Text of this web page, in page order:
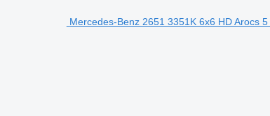
Mercedes-Benz 2651 3351K 6x6 HD Arocs